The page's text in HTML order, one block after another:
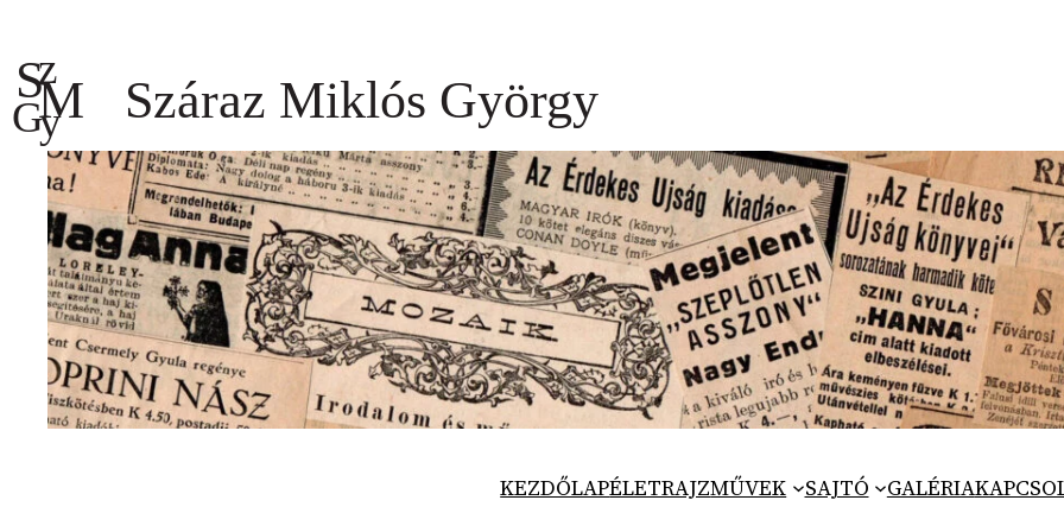
tartalomhoz
KEZDŐLAPÉLETRAJZMŰVEK SAJTÓ GALÉRIA